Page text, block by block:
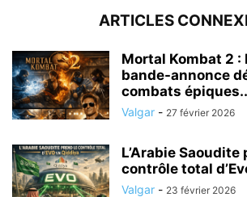
ARTICLES
Mortal Kombat 2 :
bande-annonce
combats
Valgar - 27 février 2026
L’Arabie Saoudite
contrôle total
Valgar - 23 février 2026